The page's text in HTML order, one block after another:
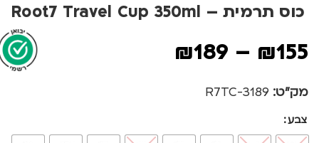
כוס תרמית – Root7 Travel Cup 350ml
₪155
–
₪189
מק"ט: 3189-R7TC
צבע